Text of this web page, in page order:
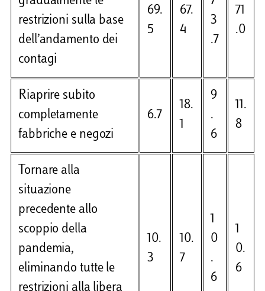
restrizioni sulla base
dell’andamento dei
contagi
69.
5
67.
4
3
.7
71
.0
Riaprire subito
completamente
fabbriche e negozi
6.7
18.
1
9
.
6
11.
8
Tornare alla
situazione
precedente allo
scoppio della
pandemia,
eliminando tutte le
restrizioni alla libera
10.
3
10.
7
1
0
.
6
1
0.
6